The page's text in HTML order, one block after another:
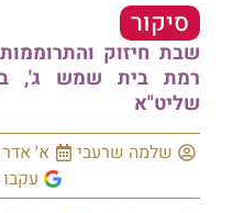
סיקור
שבת חיזוק
רמת בית שמש ג',
שליט"א ‏
שלמה שרעבי א׳
עקבו